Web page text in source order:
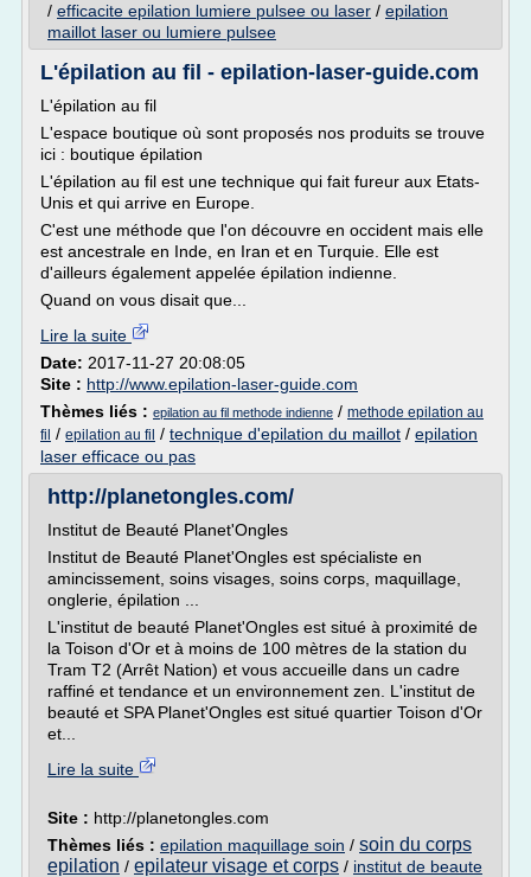
/ efficacite epilation lumiere pulsee ou laser / epilation
maillot laser ou lumiere pulsee
L'épilation au fil - epilation-laser-guide.com
L'épilation au fil
L'espace boutique où sont proposés nos produits se trouve
ici : boutique épilation
L'épilation au fil est une technique qui fait fureur aux Etats-
Unis et qui arrive en Europe.
C'est une méthode que l'on découvre en occident mais elle
est ancestrale en Inde, en Iran et en Turquie. Elle est
d'ailleurs également appelée épilation indienne.
Quand on vous disait que...
Lire la suite
Date: 2017-11-27 20:08:05
Site : http://www.epilation-laser-guide.com
Thèmes liés : epilation au fil methode indienne / methode epilation au
fil / epilation au fil / technique d'epilation du maillot / epilation
laser efficace ou pas
http://planetongles.com/
Institut de Beauté Planet'Ongles
Institut de Beauté Planet'Ongles est spécialiste en
amincissement, soins visages, soins corps, maquillage,
onglerie, épilation ...
L'institut de beauté Planet'Ongles est situé à proximité de
la Toison d'Or et à moins de 100 mètres de la station du
Tram T2 (Arrêt Nation) et vous accueille dans un cadre
raffiné et tendance et un environnement zen. L'institut de
beauté et SPA Planet'Ongles est situé quartier Toison d'Or
et...
Lire la suite
Site : http://planetongles.com
Thèmes liés : epilation maquillage soin / soin du corps
epilation / epilateur visage et corps / institut de beaute